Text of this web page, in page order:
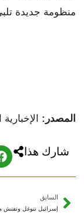
منظومة جديدة
المصدر:
شارك هذا
السابق
إسرائيل تتوغل وتفتش